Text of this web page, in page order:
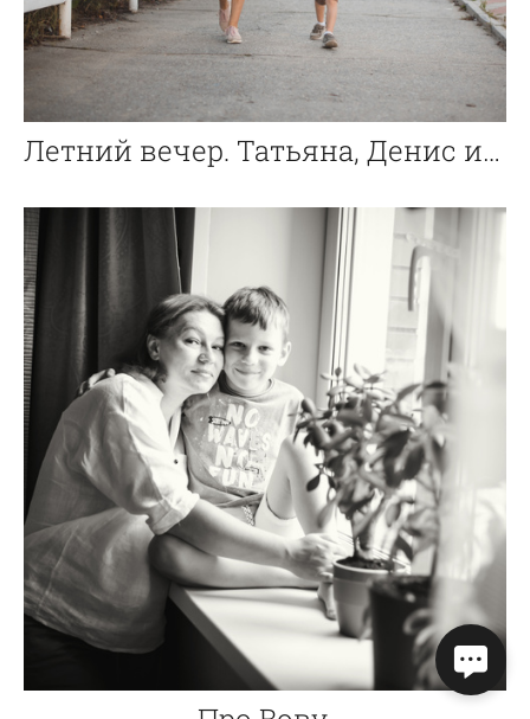
Летний вечер. Татьяна, Денис и Давид.